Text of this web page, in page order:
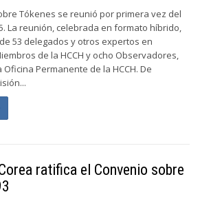
Tókenes se reunió por primera vez del
La reunión, celebrada en formato híbrido,
53 delegados y otros expertos en
de la HCCH y ocho Observadores,
Permanente de la HCCH. De
ratifica el Convenio sobre